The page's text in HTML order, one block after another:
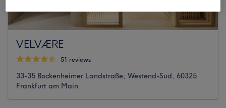
VELVÆRE
51 reviews
33-35 Bockenheimer Landstraße, Westend-Süd, 60325
Frankfurt am Main